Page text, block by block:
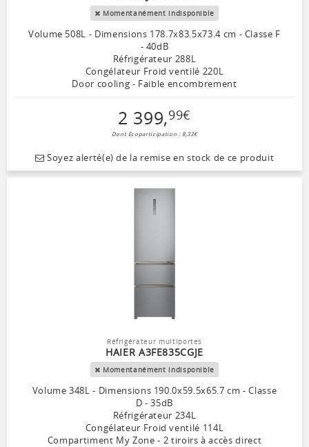
Momentanément indisponible
Volume 508L - Dimensions 178.7x83.5x73.4 cm - Classe F
- 40dB
Réfrigérateur 288L
Congélateur Froid ventilé 220L
Door cooling - Faible encombrement
2 399,99€
Dont Ecoparticipation : 8,33€
Soyez alerté(e) de la remise en stock de ce produit
Réfrigérateur multiportes
HAIER A3FE835CGJE
Momentanément indisponible
Volume 348L - Dimensions 190.0x59.5x65.7 cm - Classe
D - 35dB
Réfrigérateur 234L
Congélateur Froid ventilé 114L
Compartiment My Zone - 2 tiroirs à accès direct